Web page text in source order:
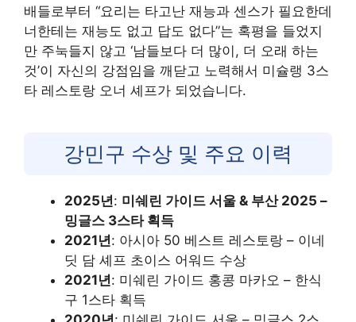
배들로부터 “요리는 타고난 재능과 센스가 필요한데
너한테는 재능도 없고 답도 없다”는 혹평을 들었지
만 주눅들지 않고 ‘남들보다 더 많이, 더 오래 하는
것’이 자신의 강점임을 깨닫고 노력해서 미슐랭 3스
타 레스토랑 오너 셰프가 되었습니다.
강민구 수상 및 주요 이력
2025년: 미쉐린 가이드 서울 & 부산 2025 –
밍글스 3스타 획득
2021년: 아시아 50 베스트 레스토랑 – 이네
딧 담 셰프 초이스 어워드 수상
2021년: 미쉐린 가이드 홍콩 마카오 – 한식
구 1스타 획득